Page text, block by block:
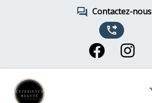
forum Contactez-nous
phone_forwarded